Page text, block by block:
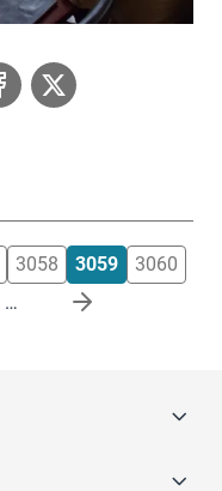
3058 3059
3060
…